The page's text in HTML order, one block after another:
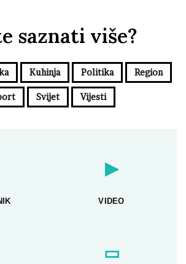
saznati više?
Kuhinja Politika Region
Svijet Vijesti
▶
VIDEO
▭